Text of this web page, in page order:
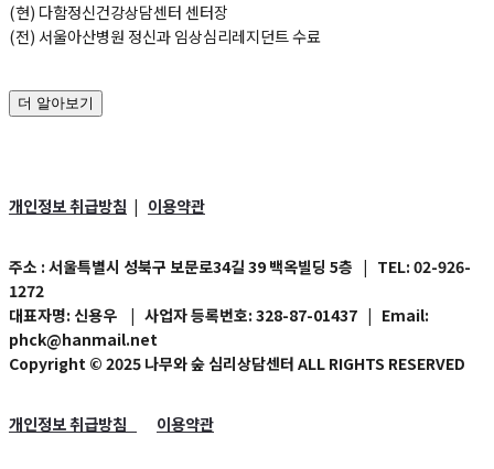
(현) 다함정신건강상담센터 센터장
(전) 서울아산병원 정신과 임상심리레지던트 수료
더 알아보기
개인정보 취급방침 | 이용약관
주소 : 서울특별시 성북구 보문로34길 39 백옥빌딩 5층 | TEL: 02-926-
1272
대표자명: 신용우 | 사업자 등록번호: 328-87-01437 | Email:
phck@hanmail.net
Copyright © 2025 나무와 숲 심리상담센터 ALL RIGHTS RESERVED
개인정보 취급방침 이용약관